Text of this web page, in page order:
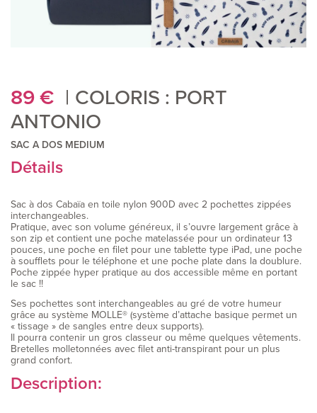
89 €
COLORIS : PORT
ANTONIO
SAC A DOS MEDIUM
Détails
Sac à dos Cabaïa en toile nylon 900D avec 2 pochettes zippées
interchangeables.
Pratique, avec son volume généreux, il s’ouvre largement grâce à
son zip et contient une poche matelassée pour un ordinateur 13
pouces, une poche en filet pour une tablette type iPad, une poche
à soufflets pour le téléphone et une poche plate dans la doublure.
Poche zippée hyper pratique au dos accessible même en portant
le sac !!
Ses pochettes sont interchangeables au gré de votre humeur
grâce au système MOLLE® (système d’attache basique permet un
« tissage » de sangles entre deux supports).
Il pourra contenir un gros classeur ou même quelques vêtements.
Bretelles molletonnées avec filet anti-transpirant pour un plus
grand confort.
Description: